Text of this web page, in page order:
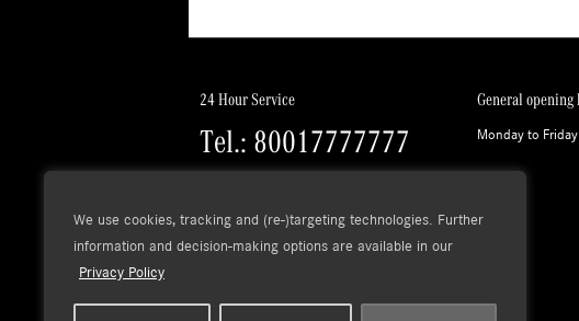
We use cookies, tracking and (re-)targeting technologies. Further
information and decision-making options are available in our
Privacy Policy
24 Hour Service
Tel.: 80017777777
General opening
Monday to